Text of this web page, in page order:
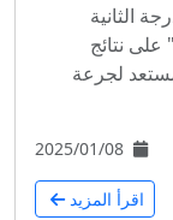
الثانية
نتائج
2025هل أنت مستعد لجرعة
اقرأ المزيد